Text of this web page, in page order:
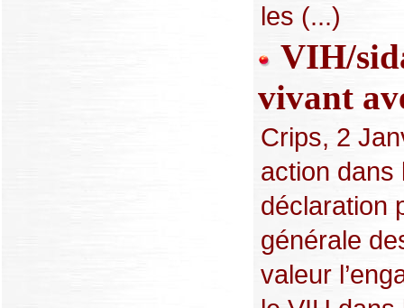
les (...)
VIH/
vivant
Crips, 2
action dans
déclaration
générale
valeur